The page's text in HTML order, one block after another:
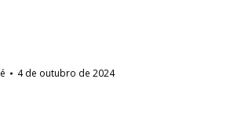
4 de outubro de 2024